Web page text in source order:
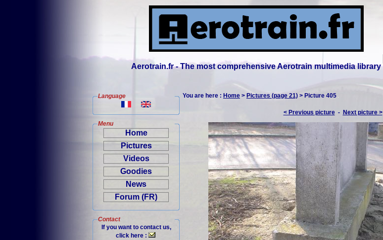
Aerotrain.fr - The most comprehensive Aerotrain multimedia library
Language
Menu
Home
Pictures
Videos
Goodies
News
Forum (FR)
Contact
If you want to contact us,
click here :
You are here : Home > Pictures (page 21) > Picture 405
< Previous picture- Next picture >